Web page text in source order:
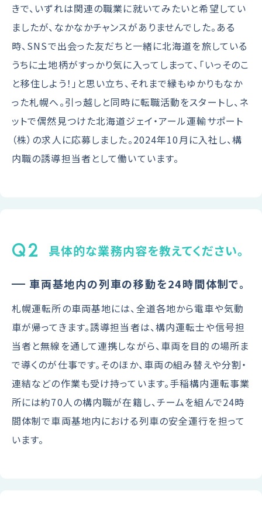
きで、いずれは関連の職業に就いてみたいと希望してい
ましたが、なかなかチャンスがありませんでした。ある
時、SNSで出会った友だちと一緒に北海道を旅している
うちに土地柄がすっかり気に入ってしまって、「いっそのこ
と移住しよう！」と思い立ち、それまで縁もゆかりもなか
った札幌へ。引っ越しと同時に転職活動をスタートし、ネ
ットで偶然見つけた北海道ジェイ・アール運輸サポート
（株）の求人に応募しました。2024年10月に入社し、構
内職の誘導担当者として働いています。
Q2 具体的な業務内容を教えてください。
車両基地内の列車の移動を24時間体制で。
札幌運転所の車両基地には、全道各地から電車や気動
車が帰ってきます。誘導担当者は、構内運転士や信号担
当者と無線を通して連携しながら、車両を目的の場所ま
で導くのが仕事です。そのほか、車両の組み替えや分割・
連結などの作業も受け持っています。手稲構内運転事業
所には約70人の構内職が在籍し、チームを組んで24時
間体制で車両基地内における列車の安全運行を担って
います。